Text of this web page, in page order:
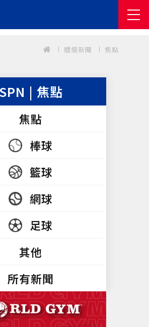
體壇新聞 焦點
SPN | 焦點
焦點
棒球
籃球
網球
足球
其他
所有新聞